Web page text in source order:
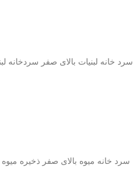
سرد خانه لبنیات بالای صفر سردخانه
سرد خانه میوه بالای صفر ذخیره